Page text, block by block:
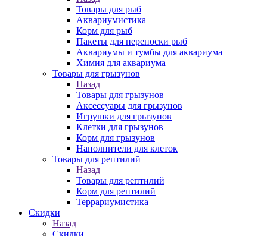
Товары для рыб
Аквариумистика
Корм для рыб
Пакеты для переноски рыб
Аквариумы и тумбы для аквариума
Химия для аквариума
Товары для грызунов
Назад
Товары для грызунов
Аксессуары для грызунов
Игрушки для грызунов
Клетки для грызунов
Корм для грызунов
Наполнители для клеток
Товары для рептилий
Назад
Товары для рептилий
Корм для рептилий
Террариумистика
Скидки
Назад
Скидки